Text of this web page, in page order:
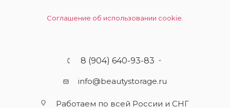
Соглашение об использовании cookie.
8 (904) 640-93-83
info@beautystorage.ru
Работаем по всей России и СНГ